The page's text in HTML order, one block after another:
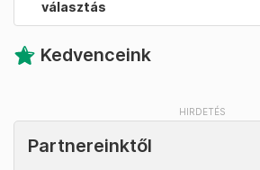
választás
Kedvenceink
Partnereinktől